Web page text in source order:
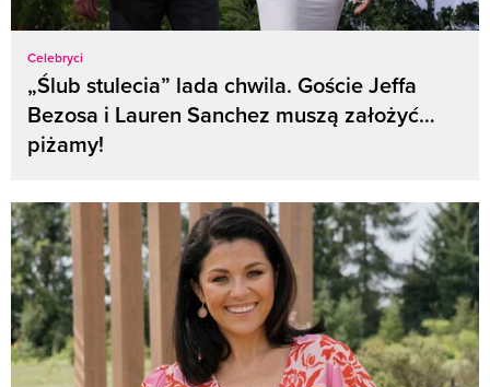
Celebryci
„Ślub stulecia” lada chwila. Goście Jeffa
Bezosa i Lauren Sanchez muszą założyć…
piżamy!